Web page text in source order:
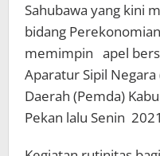
Sahubawa yang kini
bidang
memimpin apel
Aparatur Sipil
Daerah (Pemda)
Pekan lalu Senin